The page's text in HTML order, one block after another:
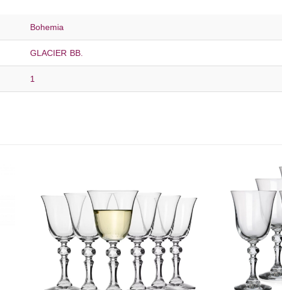
Bohemia
GLACIER BB.
1